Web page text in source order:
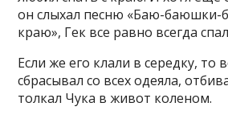
он слыхал песню «Баю-баюшки-
краю», Гек все равно всегда
Если же его клали в середку, то
сбрасывал со всех одеяла,
толкал Чука в живот коленом.